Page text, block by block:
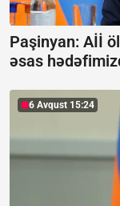
Paşinyan: Aİİ
əsas
6 Avqust 15:24